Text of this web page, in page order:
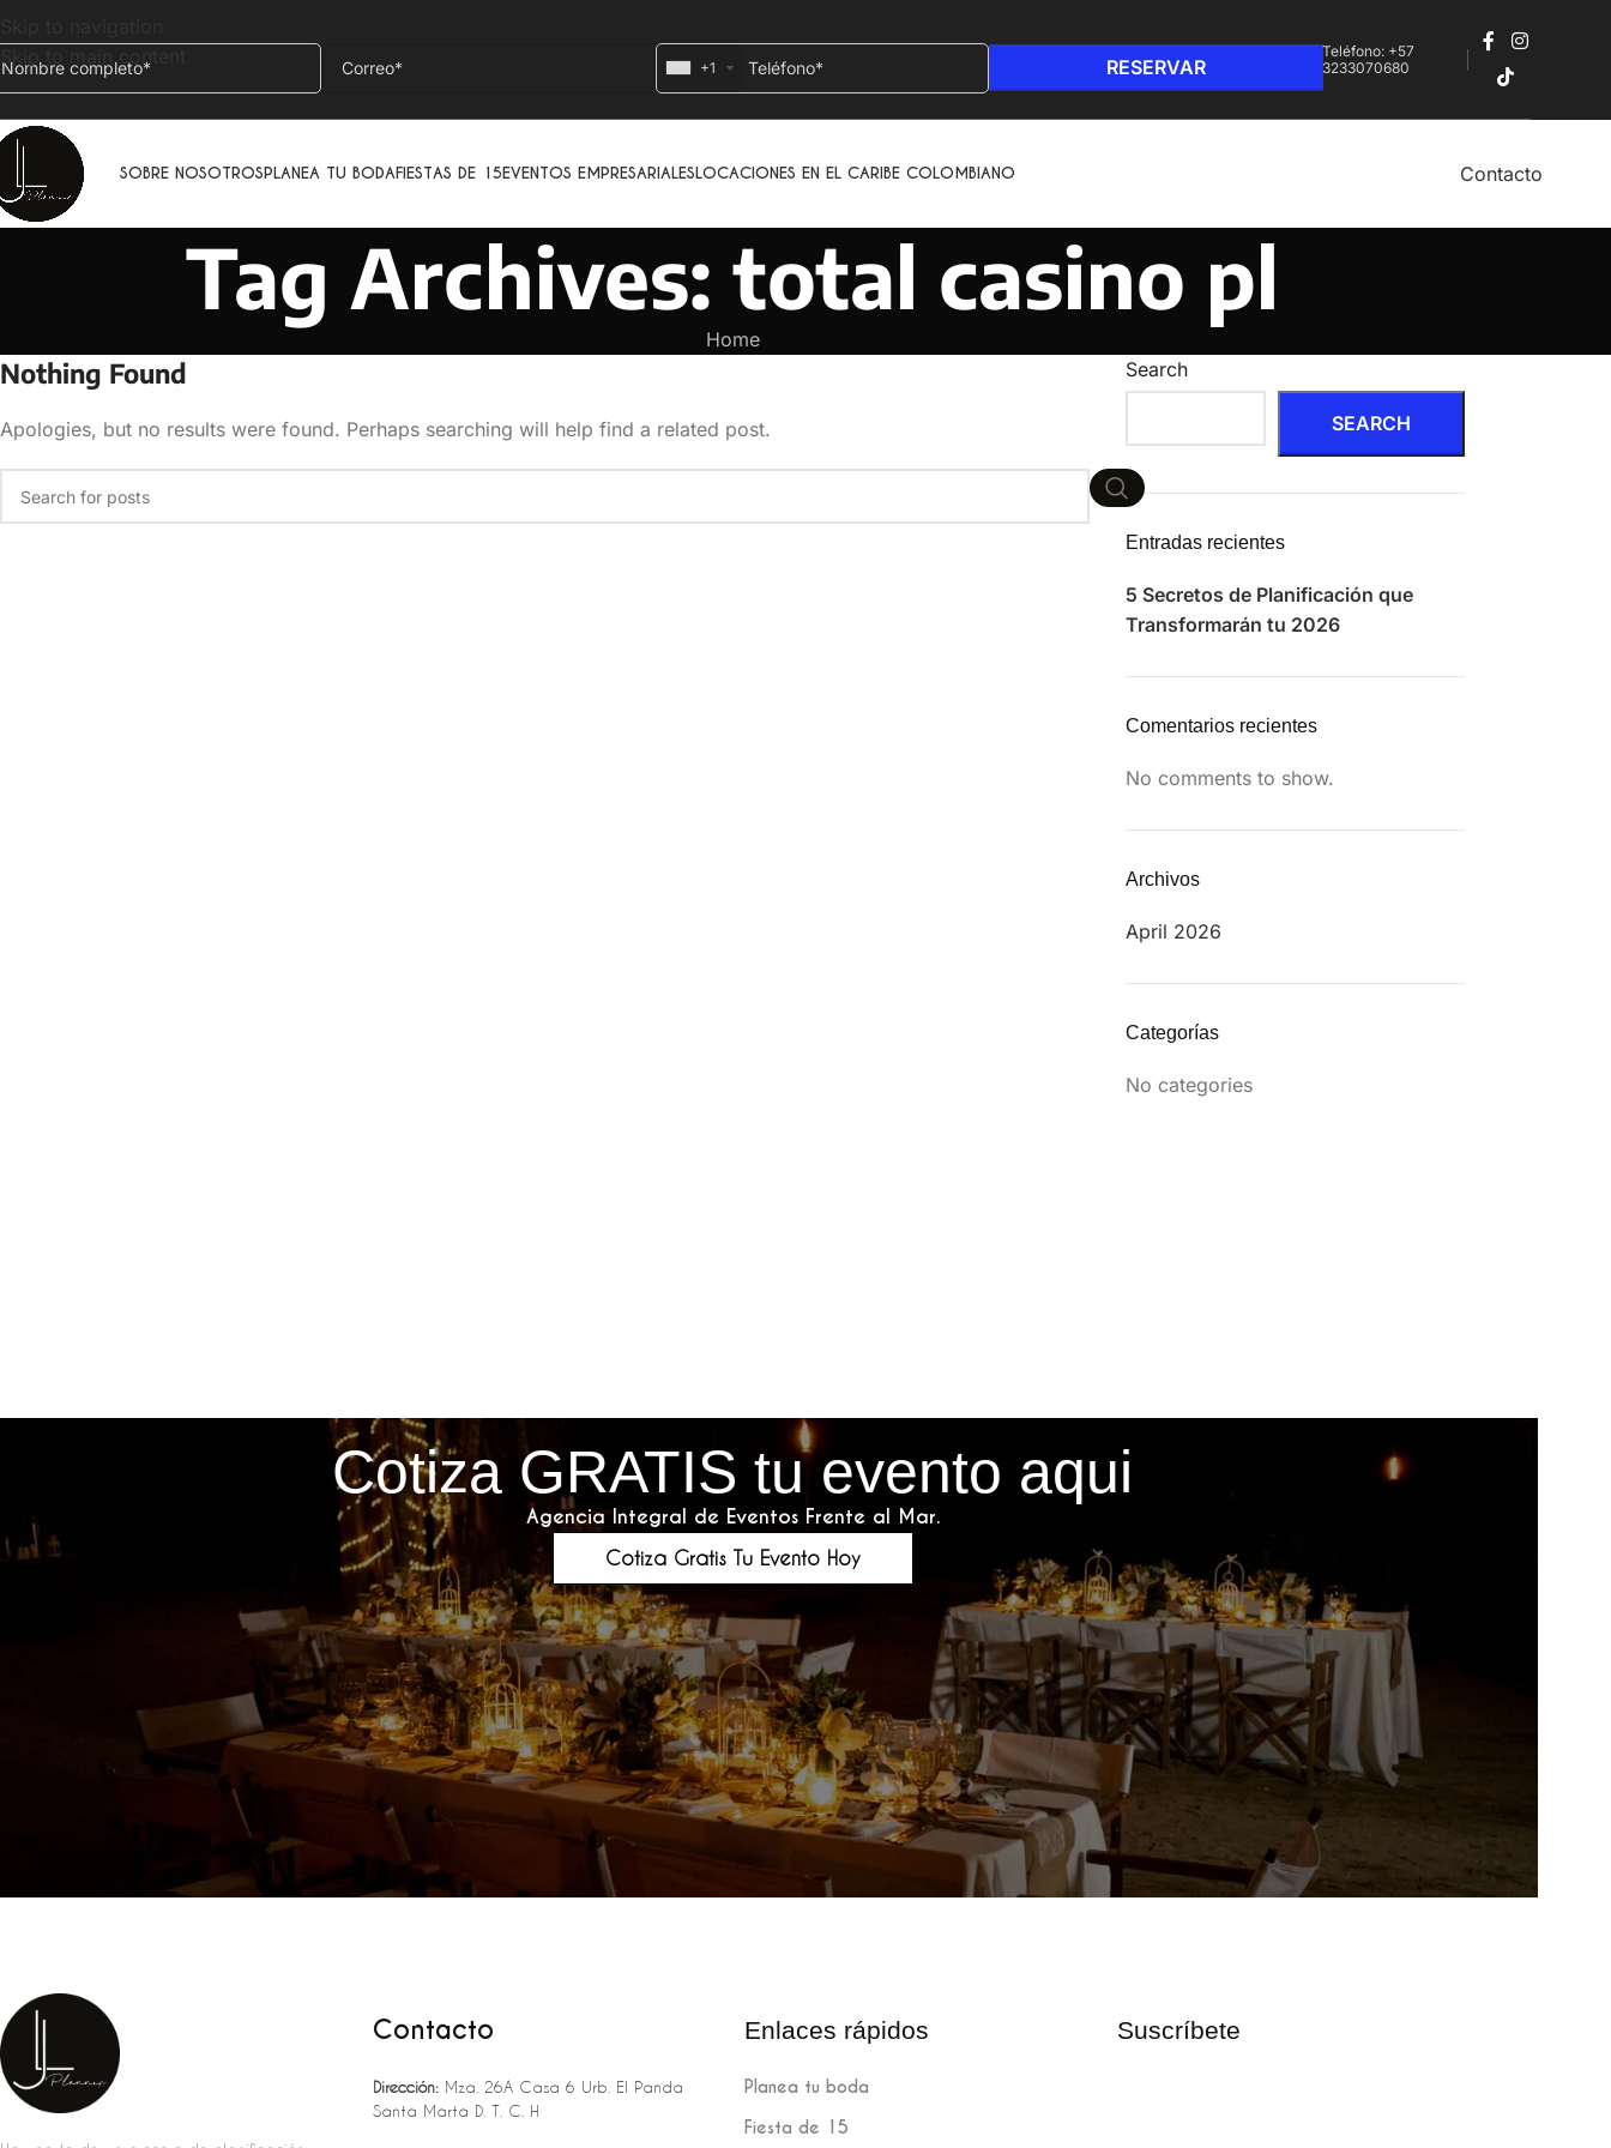
Skip to main content
+1
Teléfono: +57
3233070680‬
SOBRE NOSOTROSPLANEA TU BODAFIESTAS DE 15EVENTOS EMPRESARIALESLOCACIONES EN EL CARIBE COLOMBIANO Contacto
Tag Archives: total casino pl
Home
Nothing Found
Apologies, but no results were found. Perhaps searching will help find a related post.
Search
SEARCH
Entradas recientes
5 Secretos de Planificación que
Transformarán tu 2026
Comentarios recientes
No comments to show.
Archivos
April 2026
Categorías
No categories
Cotiza GRATIS tu evento aqui
Agencia Integral de Eventos Frente al Mar.
Cotiza Gratis Tu Evento Hoy
Contacto
Dirección:Mza. 26A Casa 6 Urb. El Panda
Santa Marta D. T. C. H
Enlaces rápidos
Planea tu boda
Fiesta de 15
Suscríbete